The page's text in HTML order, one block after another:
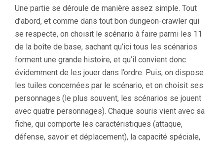
Une partie se déroule de manière assez simple. Tout
d’abord, et comme dans tout bon dungeon-crawler qui
se respecte, on choisit le scénario à faire parmi les 11
de la boîte de base, sachant qu’ici tous les scénarios
forment une grande histoire, et qu’il convient donc
évidemment de les jouer dans l’ordre. Puis, on dispose
les tuiles concernées par le scénario, et on choisit ses
personnages (le plus souvent, les scénarios se jouent
avec quatre personnages). Chaque souris vient avec sa
fiche, qui comporte les caractéristiques (attaque,
défense, savoir et déplacement), la capacité spéciale,